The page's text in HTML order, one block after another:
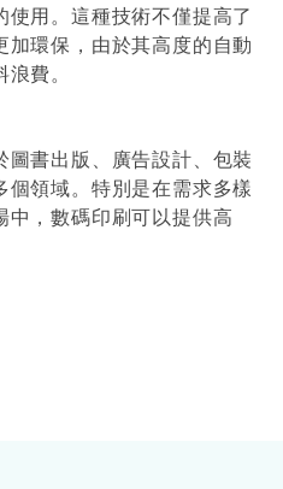
用。這種技術不僅提高了
加環保，由於其高度的自動
費。
書出版、廣告設計、包裝
個領域。特別是在需求多樣
中，數碼印刷可以提供高